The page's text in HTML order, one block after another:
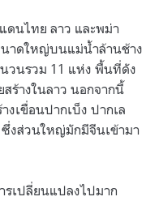
นไทย ลาว และพม่า
าดใหญ่บนแม่น้ำล้านช้าง
วนรวม 11 แห่ง พื้นที่ดัง
ร้างในลาว นอกจากนี้
เขื่อนปากเบ็ง ปากเล
งส่วนใหญ่มักมีจีนเข้ามา
รเปลี่ยนแปลงไปมาก